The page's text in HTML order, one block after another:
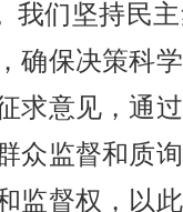
我们坚持民
确保决策科
求意见，通
众监督和质
监督权，以